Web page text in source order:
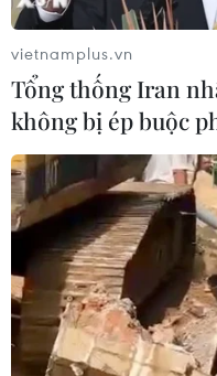
vietnamplus.vn
Tổng thống Iran
không bị ép buộc